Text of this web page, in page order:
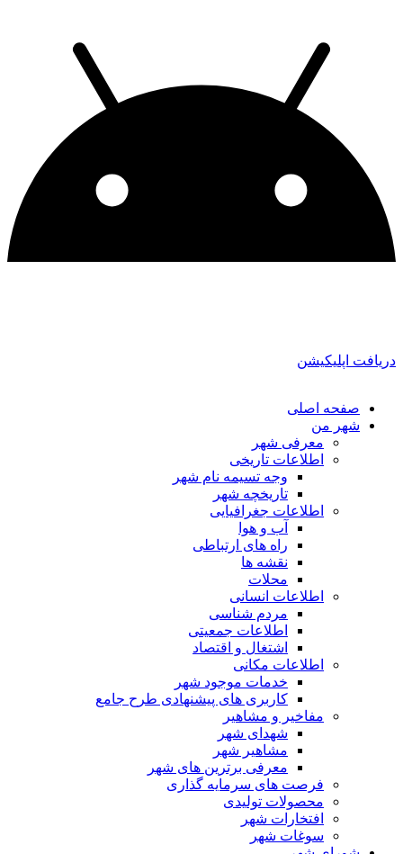
دریافت اپلیکیشن
صفحه اصلی
شهر من
معرفی شهر
اطلاعات تاریخی
وجه تسیمه نام شهر
تاریخچه شهر
اطلاعات جغرافیایی
آب و هوا
راه های ارتباطی
نقشه ها
محلات
اطلاعات انسانی
مردم شناسی
اطلاعات جمعیتی
اشتغال و اقتصاد
اطلاعات مکانی
خدمات موجود شهر
کاربری های پیشنهادی طرح جامع
مفاخیر و مشاهیر
شهدای شهر
مشاهیر شهر
معرفی برترین های شهر
فرصت های سرمایه گذاری
محصولات تولیدی
افتخارات شهر
سوغات شهر